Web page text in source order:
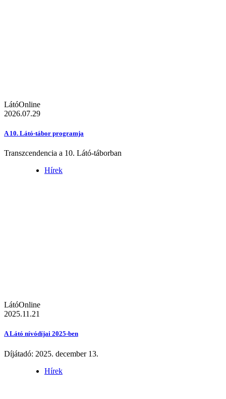
LátóOnline
2026.07.29
A 10. Látó-tábor programja
Transzcendencia a 10. Látó-táborban
Hírek
LátóOnline
2025.11.21
A Látó nívódíjai 2025-ben
Díjátadó: 2025. december 13.
Hírek